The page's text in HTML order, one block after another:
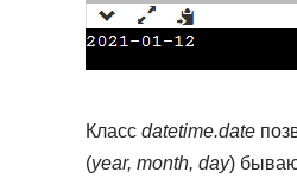
Класс datetime.date
(year, month, day)